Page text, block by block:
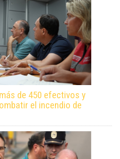
de 450 efectivos y
el incendio de